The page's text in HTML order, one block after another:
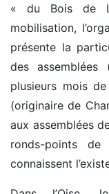
« du Bois de
mobilisation,
présente la
des assemblées
plusieurs mois
(originaire de
aux assemblées
ronds-points
connaissent